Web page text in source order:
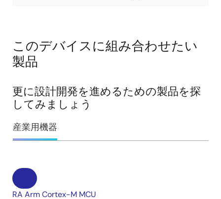
このデバイスに組み合わせたい
製品
更に設計開発を進めるための製品を探
してみましょう
産業用機器
RA Arm Cortex-M MCU